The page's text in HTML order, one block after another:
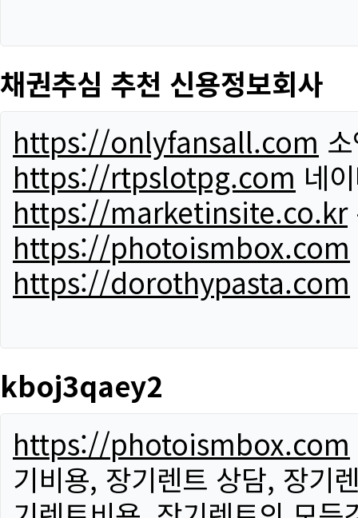
채권추심 추천 신용정보회사
https://onlyfansall.com
https://rtpslotpg.com 네
https://marketinsite.co.kr
https://photoismbox.com
https://dorothypasta.com
kboj3qaey2
https://photoismbox.com
기비용, 장기렌트 상담, 장기